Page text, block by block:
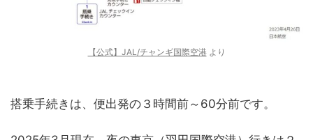
【公式】JAL/チャンギ国際空港より
搭乗手続きは、便出発の３時間前～60分前です。